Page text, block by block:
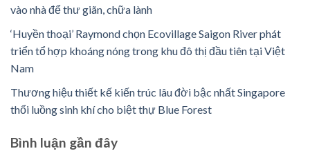
vào nhà để thư giãn, chữa lành
‘Huyền thoại’ Raymond chọn Ecovillage Saigon River phát
triển tổ hợp khoáng nóng trong khu đô thị đầu tiên tại Việt
Nam
Thương hiệu thiết kế kiến trúc lâu đời bậc nhất Singapore
thổi luồng sinh khí cho biệt thự Blue Forest
Bình luận ​​gần đây